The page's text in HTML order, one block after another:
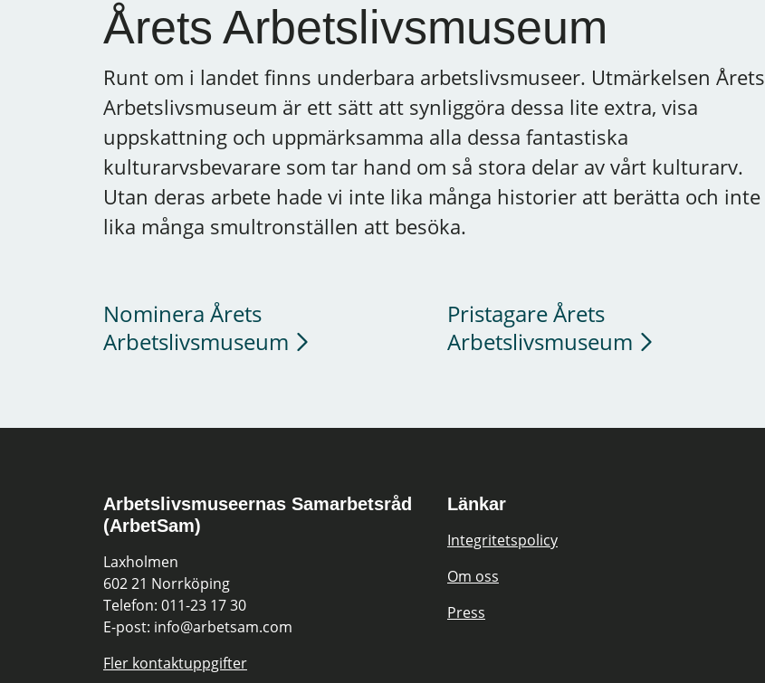
Årets Arbetslivsmuseum
Runt om i landet finns underbara arbetslivsmuseer. Utmärkelsen Årets
Arbetslivsmuseum är ett sätt att synliggöra dessa lite extra, visa
uppskattning och uppmärksamma alla dessa fantastiska
kulturarvsbevarare som tar hand om så stora delar av vårt kulturarv.
Utan deras arbete hade vi inte lika många historier att berätta och inte
lika många smultronställen att besöka.
Nominera Årets
Arbetslivsmuseum
Pristagare Årets
Arbetslivsmuseum
Arbetslivsmuseernas Samarbetsråd
(ArbetSam)
Laxholmen
602 21 Norrköping
Telefon: 011-23 17 30
E-post: info@arbetsam.com
Fler kontaktuppgifter
Länkar
Integritetspolicy
Om oss
Press